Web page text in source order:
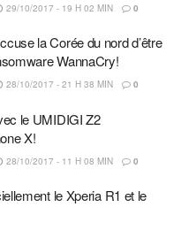
29/10/2017 - 19 H 02 MIN 0
la Corée du nord d’être
WannaCry!
28/10/2017 - 21 H 38 MIN 0
le UMIDIGI Z2
X!
28/10/2017 - 11 H 08 MIN 0
le Xperia R1 et le